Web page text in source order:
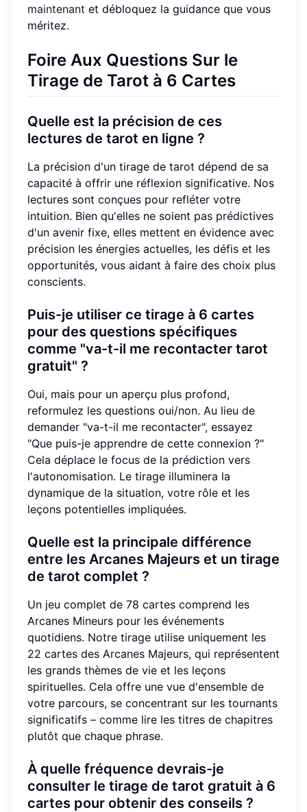
maintenant et débloquez la guidance que vous
méritez.
Foire Aux Questions Sur le
Tirage de Tarot à 6 Cartes
Quelle est la précision de ces
lectures de tarot en ligne ?
La précision d'un tirage de tarot dépend de sa
capacité à offrir une réflexion significative. Nos
lectures sont conçues pour refléter votre
intuition. Bien qu'elles ne soient pas prédictives
d'un avenir fixe, elles mettent en évidence avec
précision les énergies actuelles, les défis et les
opportunités, vous aidant à faire des choix plus
conscients.
Puis-je utiliser ce tirage à 6 cartes
pour des questions spécifiques
comme "va-t-il me recontacter tarot
gratuit" ?
Oui, mais pour un aperçu plus profond,
reformulez les questions oui/non. Au lieu de
demander "va-t-il me recontacter", essayez
"Que puis-je apprendre de cette connexion ?"
Cela déplace le focus de la prédiction vers
l'autonomisation. Le tirage illuminera la
dynamique de la situation, votre rôle et les
leçons potentielles impliquées.
Quelle est la principale différence
entre les Arcanes Majeurs et un tirage
de tarot complet ?
Un jeu complet de 78 cartes comprend les
Arcanes Mineurs pour les événements
quotidiens. Notre tirage utilise uniquement les
22 cartes des Arcanes Majeurs, qui représentent
les grands thèmes de vie et les leçons
spirituelles. Cela offre une vue d'ensemble de
votre parcours, se concentrant sur les tournants
significatifs – comme lire les titres de chapitres
plutôt que chaque phrase.
À quelle fréquence devrais-je
consulter le tirage de tarot gratuit à 6
cartes pour obtenir des conseils ?